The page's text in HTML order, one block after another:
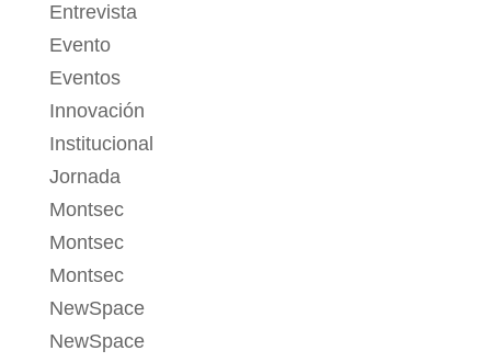
Entrevista
Evento
Eventos
Innovación
Institucional
Jornada
Montsec
Montsec
Montsec
NewSpace
NewSpace